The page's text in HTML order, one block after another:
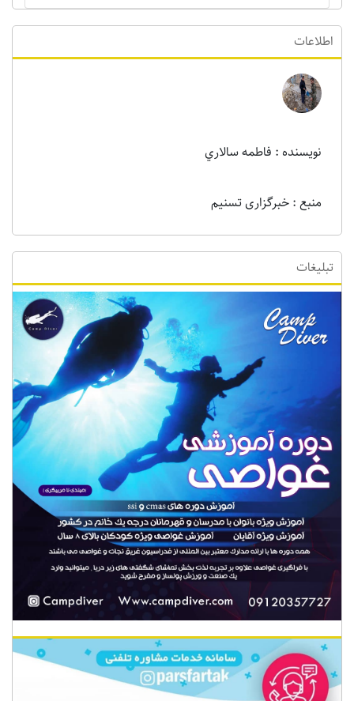
اطلاعات
نویسنده : فاطمه سالاري
منبع : خبرگزاری تسنیم
تبلیغات